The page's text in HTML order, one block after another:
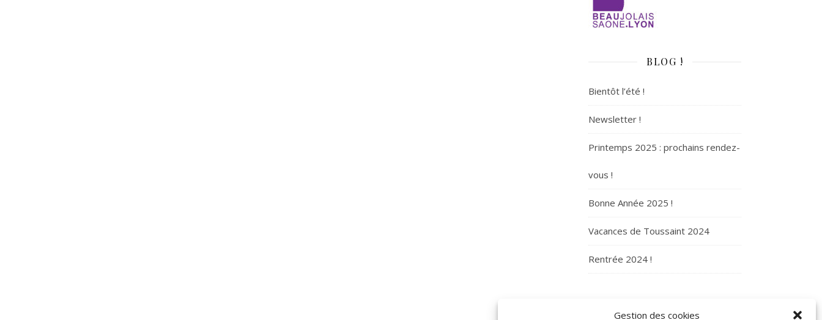
Gestion des cookies
BLOG !
Bientôt l’été !
Newsletter !
Printemps 2025 : prochains rendez-
vous !
Bonne Année 2025 !
Vacances de Toussaint 2024
Rentrée 2024 !